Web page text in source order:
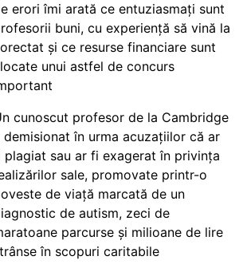
erori îmi arată ce entuziasmați sunt
buni, cu experiență să vină la
și ce resurse financiare sunt
unui astfel de concurs
cunoscut profesor de la Cambridge
demisionat în urma acuzațiilor că ar
plagiat sau ar fi exagerat în privința
sale, promovate printr-o
de viață marcată de un
de autism, zeci de
parcurse și milioane de lire
în scopuri caritabile